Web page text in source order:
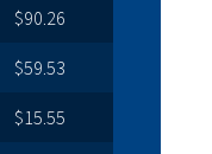
$90.26
$59.53
$15.55